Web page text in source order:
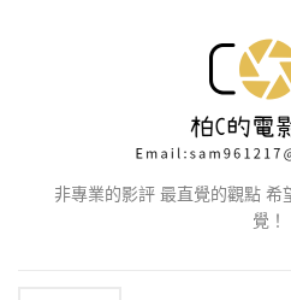
非專業的影評 最直覺的觀點 希
覺！